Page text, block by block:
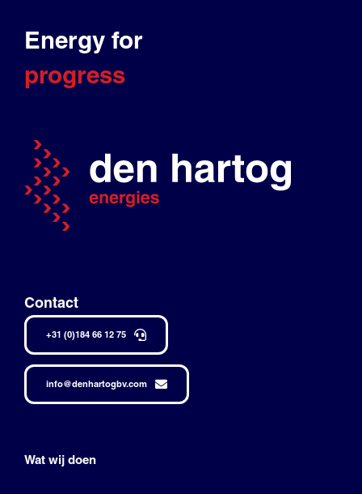
Energy for
progress
Contact
+31 (0)184 66 12 75
info@denhartogbv.com
Wat wij doen